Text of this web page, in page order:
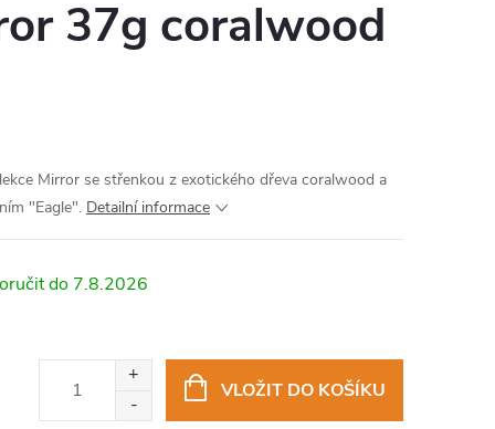
37g coralwood
Mirror se střenkou z exotického dřeva coralwood a
"Eagle". Detailní informace
7.8.2026
VLOŽIT DO KOŠÍKU